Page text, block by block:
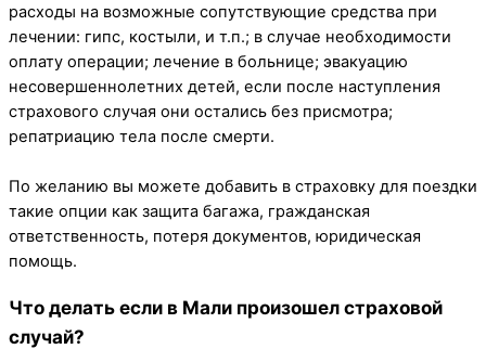
расходы на возможные сопутствующие средства при
лечении: гипс, костыли, и т.п.; в случае необходимости
оплату операции; лечение в больнице; эвакуацию
несовершеннолетних детей, если после наступления
страхового случая они остались без присмотра;
репатриацию тела после смерти.
По желанию вы можете добавить в страховку для поездки
такие опции как защита багажа, гражданская
ответственность, потеря документов, юридическая
помощь.
Что делать если в Мали произошел страховой
случай?